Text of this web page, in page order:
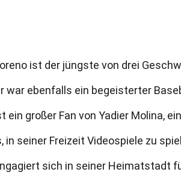
ist der jüngste von drei
war ebenfalls ein begeisterter
ein großer Fan von Yadier Molina,
in seiner Freizeit Videospiele zu
sich in seiner Heimatstadt